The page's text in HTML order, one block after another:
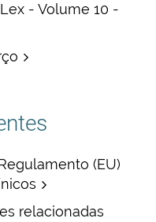
- Volume 10 -
(EU)
relacionadas